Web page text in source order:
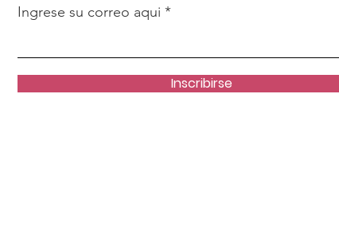
Ingrese su correo aqui
Inscribirse